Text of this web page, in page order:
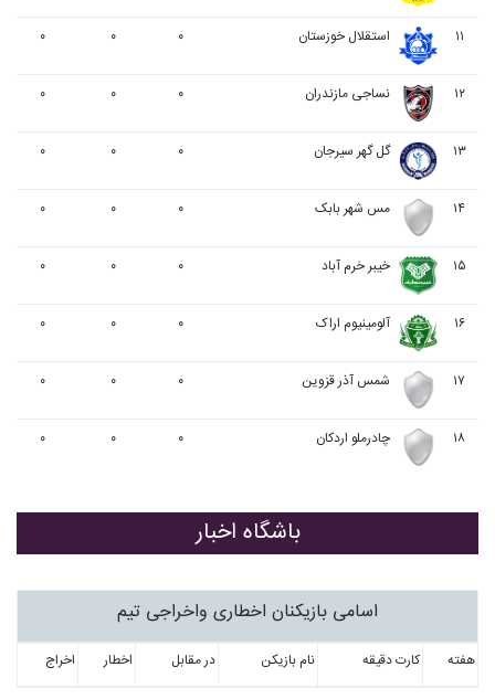
۱۱ استقلال خوزستان ۰ ۰ ۰
۱۲ نساجی مازندران ۰ ۰ ۰
۱۳ گل گهر سیرجان ۰ ۰ ۰
۱۴ مس شهر بابک ۰ ۰ ۰
۱۵ خيبر خرم آباد ۰ ۰ ۰
۱۶ آلومينيوم اراک ۰ ۰ ۰
۱۷ شمس آذر قزوین ۰ ۰ ۰
۱۸ چادرملو اردکان ۰ ۰ ۰
باشگاه اخبار
اسامی بازیکنان اخطاری واخراجی تیم
هفته کارت دقیقه نام بازیکن در مقابل اخطار اخراج